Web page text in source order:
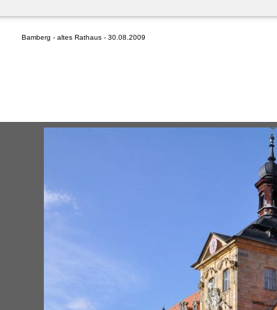
Bamberg - altes Rathaus - 30.08.2009